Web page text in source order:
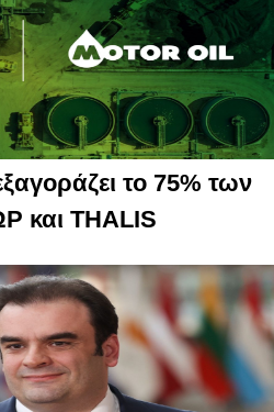
το 75% των
και THALIS